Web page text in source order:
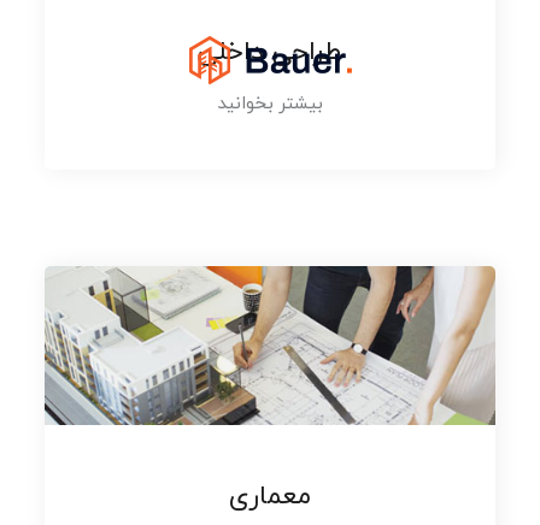
طراحی داخلی
بیشتر بخوانید
معماری